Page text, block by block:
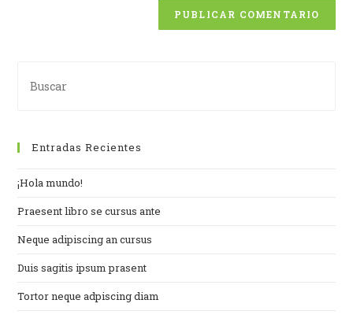
Entradas Recientes
¡Hola mundo!
Praesent libro se cursus ante
Neque adipiscing an cursus
Duis sagitis ipsum prasent
Tortor neque adpiscing diam